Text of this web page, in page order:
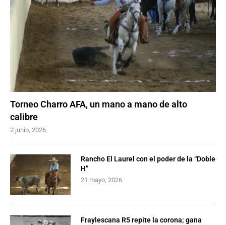
Torneo Charro AFA, un mano a mano de alto
calibre
2 junio, 2026
Rancho El Laurel con el poder de la “Doble
H”
21 mayo, 2026
Fraylescana R5 repite la corona; gana